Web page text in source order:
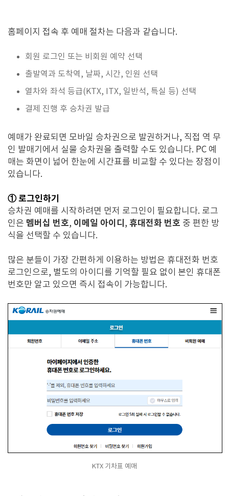
홈페이지 접속 후 예매 절차는 다음과 같습니다.
회원 로그인 또는 비회원 예약 선택
출발역과 도착역, 날짜, 시간, 인원 선택
열차와 좌석 등급(KTX, ITX, 일반석, 특실 등) 선택
결제 진행 후 승차권 발급
예매가 완료되면 모바일 승차권으로 발권하거나, 직접 역 무
인 발매기에서 실물 승차권을 출력할 수도 있습니다. PC 예
매는 화면이 넓어 한눈에 시간표를 비교할 수 있다는 장점이
있습니다.
① 로그인하기
승차권 예매를 시작하려면 먼저 로그인이 필요합니다. 로그
인은 멤버십 번호, 이메일 아이디 , 휴대전화 번호 중 편한 방
식을 선택할 수 있습니다.
많은 분들이 가장 간편하게 이용하는 방법은 휴대전화 번호
로그인으로, 별도의 아이디를 기억할 필요 없이 본인 휴대폰
번호만 알고 있으면 즉시 접속이 가능합니다.
KTX 기차표 예매